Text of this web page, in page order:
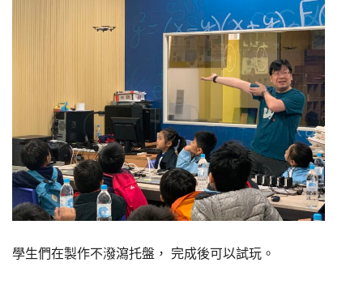
學生們在製作不潑瀉托盤， 完成後可以試玩。